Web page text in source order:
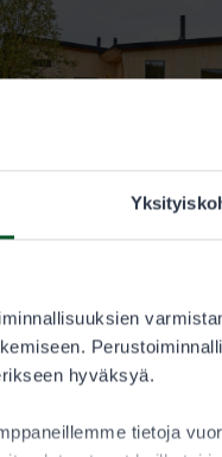
hyväksyä.
tietoja
ja vuokratupia
2027 pääsee